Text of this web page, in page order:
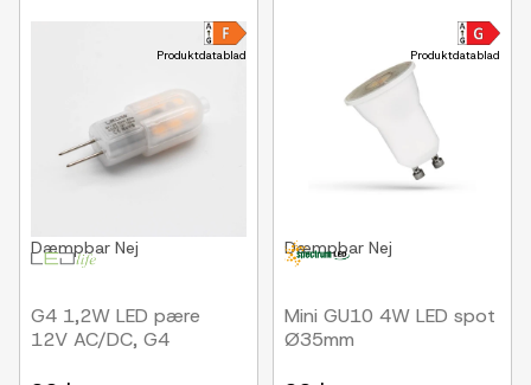
Produktdatablad
Dæmpbar Nej
G4 1,2W LED pære
12V AC/DC, G4
Produktdatablad
Dæmpbar Nej
Mini GU10 4W LED spot
Ø35mm